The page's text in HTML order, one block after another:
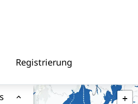
Registrierung
+